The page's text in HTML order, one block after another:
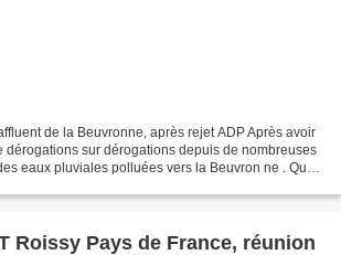
de la Beuvronne, après rejet ADP Après avoir
dérogations sur dérogations depuis de nombreuses
eaux pluviales polluées vers la Beuvron ne . Que
Roissy Pays de France, réunion